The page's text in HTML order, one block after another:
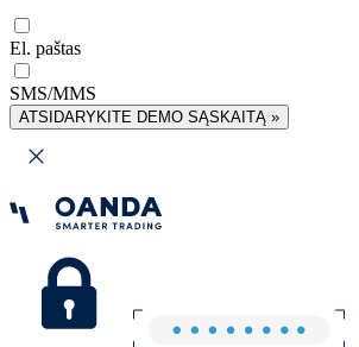
El. paštas
SMS/MMS
ATSIDARYKITE DEMO SĄSKAITĄ »